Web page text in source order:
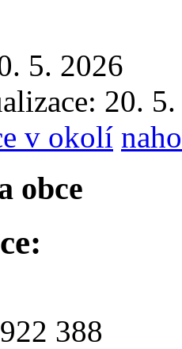
5. 2026
20.
v okolí
obce
388